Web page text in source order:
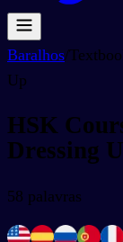
Baralhos/
Up
HSK
Dressing
58 palavras